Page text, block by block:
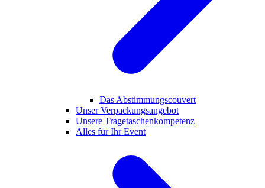
Das Abstimmungscouvert
Unser Verpackungsangebot
Unsere Tragetaschenkompetenz
Alles für Ihr Event